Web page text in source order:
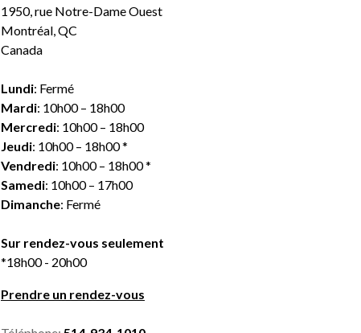
1950, rue Notre-Dame Ouest
Montréal, QC
Canada
Lundi: Fermé
Mardi: 10h00 – 18h00
Mercredi: 10h00 – 18h00
Jeudi: 10h00 – 18h00 *
Vendredi: 10h00 – 18h00 *
Samedi: 10h00 – 17h00
Dimanche: Fermé
Sur rendez-vous seulement
*18h00 - 20h00
Prendre un rendez-vous